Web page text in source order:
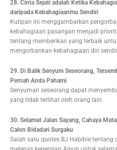
28. Cinta Sejati adalah Ketika
daripada Kebahagiaanmu Sendiri
Kutipan ini menggambarkan
kebahagiaan pasangan menjadi
tentang memberikan yang terbaik
mengorbankan kebahagiaan diri
29. Di Balik Senyum Seseorang,
Pernah Anda Pahami
Senyuman seseorang dapat
yang tidak terlihat oleh orang lain.
30. Selamat Jalan Sayang, Cahaya
Calon Bidadari Surgaku
Salah satu quotes BJ Habibie tentang